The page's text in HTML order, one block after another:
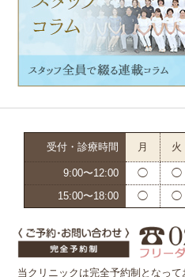
受付・診療時間 月 火
9:00〜12:00 ◯ ◯
15:00〜18:00
◯ ◯
当クリニックは完全予約制となって